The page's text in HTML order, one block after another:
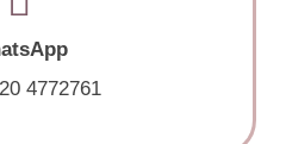
4772761